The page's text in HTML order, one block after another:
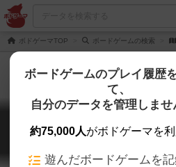
ボドゲーマTOP ボードゲームの検索
諸葛孔明の星並べ
Zhuge Liang’s Star Arrangement
ボードゲームのプレイ履歴
て、
自分のデータを管理しませ
約75,000人がボドゲーマを利
遊んだボードゲームを